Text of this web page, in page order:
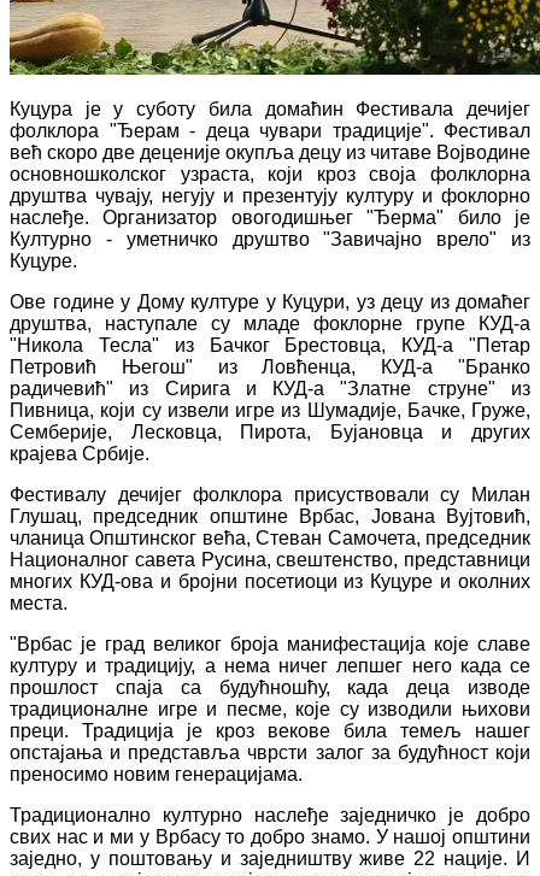
Куцура је у суботу била домаћин Фестивала дечијег
фолклора "Ђерам - деца чувари традиције". Фестивал
већ скоро две деценије окупља децу из читаве Војводине
основношколског узраста, који кроз своја фолклорна
друштва чувају, негују и презентују културу и фоклорно
наслеђе. Организатор овогодишњег "Ђерма" било је
Културно - уметничко друштво "Завичајно врело" из
Куцуре.
Ове године у Дому културе у Куцури, уз децу из домаћег
друштва, наступале су младе фоклорне групе КУД-а
"Никола Тесла" из Бачког Брестовца, КУД-а "Петар
Петровић Његош" из Ловћенца, КУД-а "Бранко
радичевић" из Сирига и КУД-а "Златне струне" из
Пивница, који су извели игре из Шумадије, Бачке, Груже,
Семберије, Лесковца, Пирота, Бујановца и других
крајева Србије.
Фестивалу дечијег фолклора присуствовали су Милан
Глушац, председник општине Врбас, Јована Вујтовић,
чланица Општинског већа, Стеван Самочета, председник
Националног савета Русина, свештенство, представници
многих КУД-ова и бројни посетиоци из Куцуре и околних
места.
"Врбас је град великог броја манифестација које славе
културу и традицију, а нема ничег лепшег него када се
прошлост спаја са будућношћу, када деца изводе
традиционалне игре и песме, које су изводили њихови
преци. Традиција је кроз векове била темељ нашег
опстајања и представља чврсти залог за будућност који
преносимо новим генерацијама.
Традиционално културно наслеђе заједничко је добро
свих нас и ми у Врбасу то добро знамо. У нашој општини
заједно, у поштовању и заједништву живе 22 нације. И